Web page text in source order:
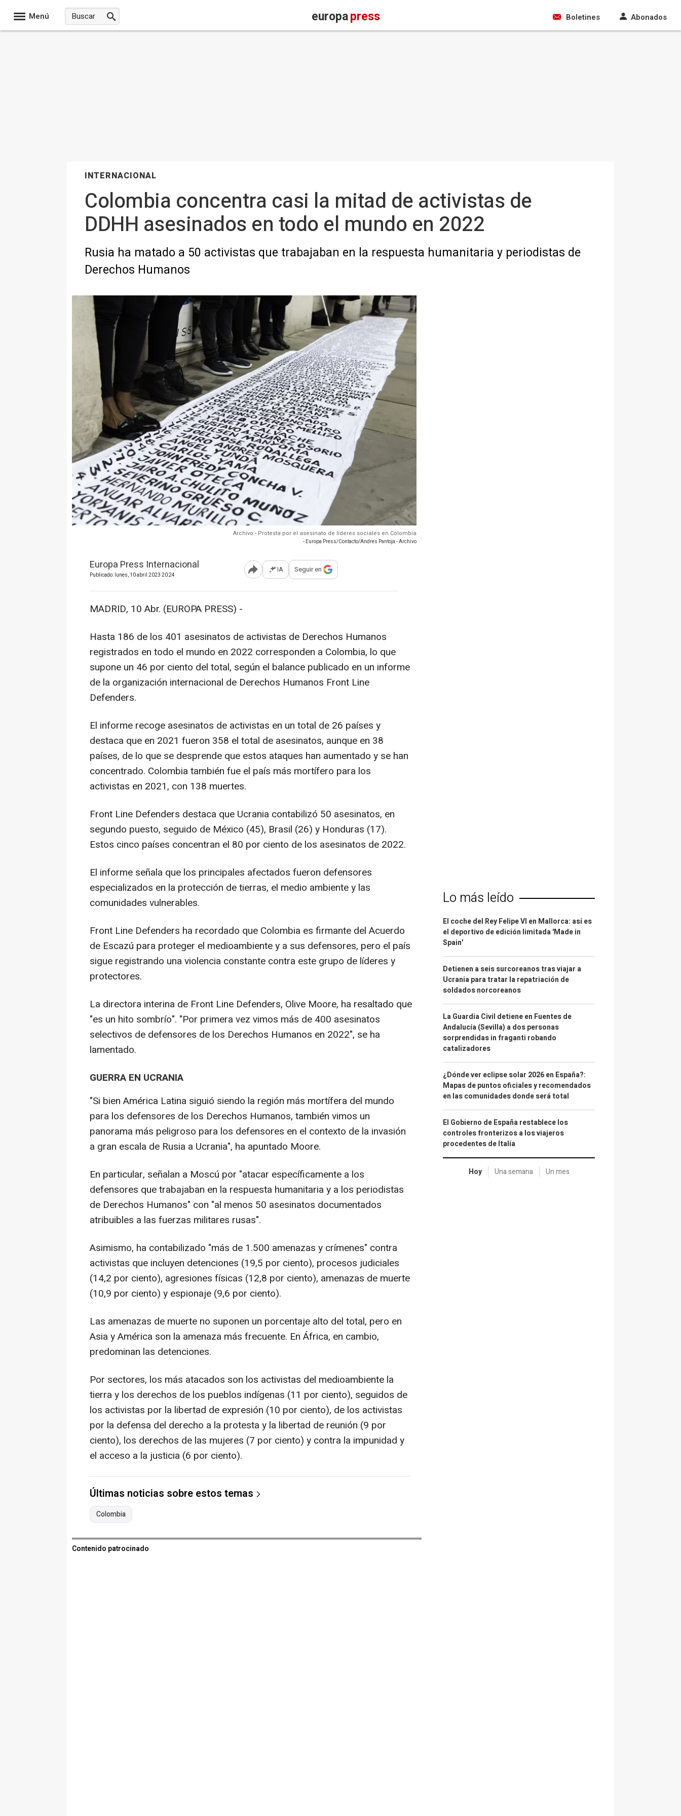
Menú europapress Boletines Abonados
INTERNACIONAL
Colombia concentra casi la mitad de activistas de
DDHH asesinados en todo el mundo en 2022
Rusia ha matado a 50 activistas que trabajaban en la respuesta humanitaria y periodistas de
Derechos Humanos
Archivo - Protesta por el asesinato de líderes sociales en Colombia
- Europa Press/Contacto/Andres Pantoja - Archivo
Europa Press Internacional
Publicado: lunes, 10 abril 2023 20:24 Abrir opciones para compartir
IA Seguir en
MADRID, 10 Abr. (EUROPA PRESS) -
Hasta 186 de los 401 asesinatos de activistas de Derechos Humanos
registrados en todo el mundo en 2022 corresponden a Colombia, lo que
supone un 46 por ciento del total, según el balance publicado en un informe
de la organización internacional de Derechos Humanos Front Line
Defenders.
El informe recoge asesinatos de activistas en un total de 26 países y
destaca que en 2021 fueron 358 el total de asesinatos, aunque en 38
países, de lo que se desprende que estos ataques han aumentado y se han
concentrado. Colombia también fue el país más mortífero para los
activistas en 2021, con 138 muertes.
Front Line Defenders destaca que Ucrania contabilizó 50 asesinatos, en
segundo puesto, seguido de México (45), Brasil (26) y Honduras (17).
Estos cinco países concentran el 80 por ciento de los asesinatos de 2022.
El informe señala que los principales afectados fueron defensores
especializados en la protección de tierras, el medio ambiente y las
comunidades vulnerables.
Front Line Defenders ha recordado que Colombia es firmante del Acuerdo
de Escazú para proteger el medioambiente y a sus defensores, pero el país
sigue registrando una violencia constante contra este grupo de líderes y
protectores.
La directora interina de Front Line Defenders, Olive Moore, ha resaltado que
"es un hito sombrío". "Por primera vez vimos más de 400 asesinatos
selectivos de defensores de los Derechos Humanos en 2022", se ha
lamentado.
GUERRA EN UCRANIA
"Si bien América Latina siguió siendo la región más mortífera del mundo
para los defensores de los Derechos Humanos, también vimos un
panorama más peligroso para los defensores en el contexto de la invasión
a gran escala de Rusia a Ucrania", ha apuntado Moore.
En particular, señalan a Moscú por "atacar específicamente a los
defensores que trabajaban en la respuesta humanitaria y a los periodistas
de Derechos Humanos" con "al menos 50 asesinatos documentados
atribuibles a las fuerzas militares rusas".
Asimismo, ha contabilizado "más de 1.500 amenazas y crímenes" contra
activistas que incluyen detenciones (19,5 por ciento), procesos judiciales
(14,2 por ciento), agresiones físicas (12,8 por ciento), amenazas de muerte
(10,9 por ciento) y espionaje (9,6 por ciento).
Las amenazas de muerte no suponen un porcentaje alto del total, pero en
Asia y América son la amenaza más frecuente. En África, en cambio,
predominan las detenciones.
Por sectores, los más atacados son los activistas del medioambiente la
tierra y los derechos de los pueblos indígenas (11 por ciento), seguidos de
los activistas por la libertad de expresión (10 por ciento), de los activistas
por la defensa del derecho a la protesta y la libertad de reunión (9 por
ciento), los derechos de las mujeres (7 por ciento) y contra la impunidad y
el acceso a la justicia (6 por ciento).
Últimas noticias sobre estos temas
Colombia
Contenido patrocinado
Lo más leído
El coche del Rey Felipe VI en Mallorca: así es
el deportivo de edición limitada 'Made in
Spain'
Detienen a seis surcoreanos tras viajar a
Ucrania para tratar la repatriación de
soldados norcoreanos
La Guardia Civil detiene en Fuentes de
Andalucía (Sevilla) a dos personas
sorprendidas in fraganti robando
catalizadores
¿Dónde ver eclipse solar 2026 en España?:
Mapas de puntos oficiales y recomendados
en las comunidades donde será total
El Gobierno de España restablece los
controles fronterizos a los viajeros
procedentes de Italia
Hoy Una semana Un mes